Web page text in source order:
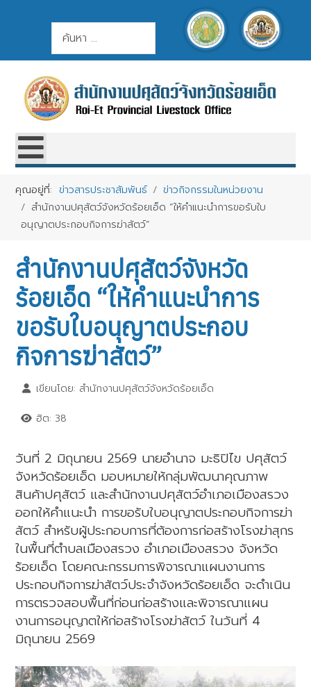
การค้นหา
คุณอยู่ที่:ข่าวสารประชาสัมพันธ์
ข่าวกิจกรรมในหน่วยงาน
สำนักงานปศุสัตว์จังหวัดร้อยเอ็ด “ให้คำแนะนำการขอรับใบ
อนุญาตประกอบกิจการฆ่าสัตว์”
สำนักงานปศุสัตว์จังหวัด
ร้อยเอ็ด “ให้คำแนะนำการ
ขอรับใบอนุญาตประกอบ
กิจการฆ่าสัตว์”
เขียนโดย: สำนักงานปศุสัตว์จังหวัดร้อยเอ็ด
ฮิต: 38
วันที่ 2 มิถุนายน 2569 นายอำนาจ มะธิปิไข ปศุสัตว์
จังหวัดร้อยเอ็ด มอบหมายให้กลุ่มพัฒนาคุณภาพ
สินค้าปศุสัตว์ และสำนักงานปศุสัตว์อำเภอเมืองสรวง
ออกให้คำแนะนำ การขอรับใบอนุญาตประกอบกิจการฆ่า
สัตว์ สำหรับผู้ประกอบการที่ต้องการก่อสร้างโรงฆ่าสุกร
ในพื้นที่ตำบลเมืองสรวง อำเภอเมืองสรวง จังหวัด
ร้อยเอ็ด โดยคณะกรรมการพิจารณาแผนงานการ
ประกอบกิจการฆ่าสัตว์ประจำจังหวัดร้อยเอ็ด จะดำเนิน
การตรวจสอบพื้นที่ก่อนก่อสร้างและพิจารณาแผน
งานการอนุญาตให้ก่อสร้างโรงฆ่าสัตว์ ในวันที่ 4
มิถุนายน 2569